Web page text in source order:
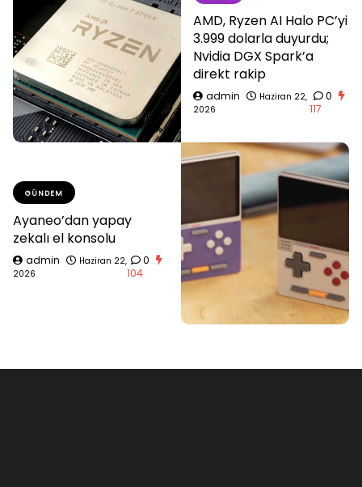
AMD, Ryzen AI Halo PC’yi
3.999 dolarla duyurdu;
Nvidia DGX Spark’a
direkt rakip
admin
Haziran 22,
2026
0
117
GÜNDEM
Ayaneo’dan yapay
zekalı el konsolu
admin
Haziran 22,
2026
0
104